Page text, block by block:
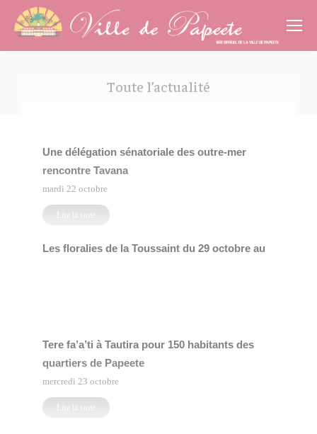
Toute l’actualité
Une délégation sénatoriale des outre-mer
rencontre Tavana
mardi 22 octobre
Lire la suite
Les floralies de la Toussaint du 29 octobre au
Tere fa’a’ti à Tautira pour 150 habitants des
quartiers de Papeete
mercredi 23 octobre
Lire la suite
Cookies management panel